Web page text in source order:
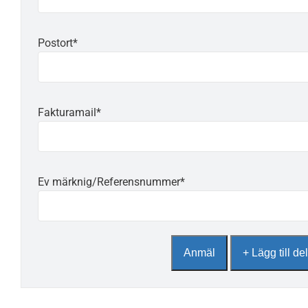
Postort*
Fakturamail*
Ev märknig/Referensnummer*
Anmäl + Lägg till